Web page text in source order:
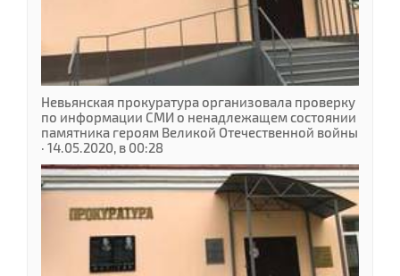
Невьянская прокуратура организовала проверку
по информации СМИ о ненадлежащем состоянии
памятника героям Великой Отечественной войны
· 14.05.2020, в 00:28